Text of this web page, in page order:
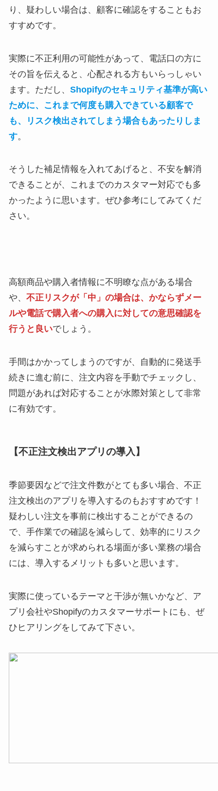
り、疑わしい場合は、顧客に確認をすることもお
すすめです。
実際に不正利用の可能性があって、電話口の方に
その旨を伝えると、心配される方もいらっしゃい
ます。ただし、 Shopifyのセキュリティ基準が高い
ために、これまで何度も購入できている顧客で
も、リスク検出されてしまう場合もあったりしま
す。
そうした補足情報を入れてあげると、不安を解消
できることが、これまでのカスタマー対応でも多
かったように思います。ぜひ参考にしてみてくだ
さい。
高額商品や購入者情報に不明瞭な点がある場合
や、 不正リスクが「中」の場合は、かならずメー
ルや電話で購入者への購入に対しての意思確認を
行うと良いでしょう。
手間はかかってしまうのですが、自動的に発送手
続きに進む前に、注文内容を手動でチェックし、
問題があれば対応することが水際対策として非常
に有効です。
【不正注文検出アプリの導入】
季節要因などで注文件数がとても多い場合、不正
注文検出のアプリを導入するのもおすすめです！
疑わしい注文を事前に検出することができるの
で、手作業での確認を減らして、効率的にリスク
を減らすことが求められる場面が多い業務の場合
には、導入するメリットも多いと思います。
実際に使っているテーマと干渉が無いかなど、ア
プリ会社やShopifyのカスタマーサポートにも、ぜ
ひヒアリングをしてみて下さい。